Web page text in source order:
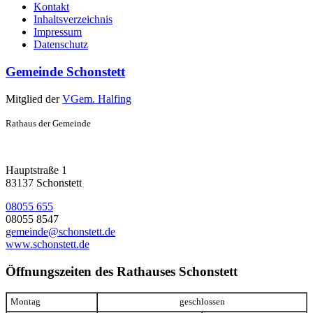
Kontakt
Inhaltsverzeichnis
Impressum
Datenschutz
Gemeinde Schonstett
Mitglied derVGem. Halfing
Rathaus der Gemeinde
Hauptstraße 1
83137 Schonstett
08055 655
08055 8547
gemeinde@schonstett.de
www.schonstett.de
Öffnungszeiten des Rathauses Schonstett
Montag geschlossen